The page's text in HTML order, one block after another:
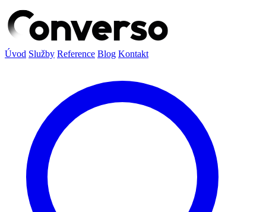
Úvod Služby Reference Blog Kontakt